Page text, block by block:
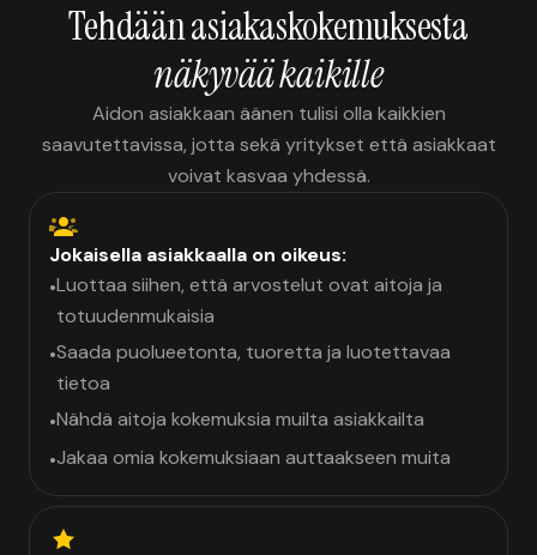
Tehdään asiakaskokemuksesta
näkyvää kaikille
Aidon asiakkaan äänen tulisi olla kaikkien
saavutettavissa, jotta sekä yritykset että asiakkaat
voivat kasvaa yhdessä.
Jokaisella asiakkaalla on oikeus:
•Luottaa siihen, että arvostelut ovat aitoja ja
totuudenmukaisia
•Saada puolueetonta, tuoretta ja luotettavaa
tietoa
•Nähdä aitoja kokemuksia muilta asiakkailta
•Jakaa omia kokemuksiaan auttaakseen muita